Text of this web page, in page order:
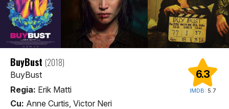
6.3
IMDB: 5.7
BuyBust (2018)
BuyBust
Regia: Erik Matti
Cu: Anne Curtis, Victor Neri